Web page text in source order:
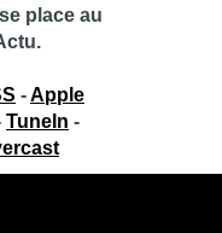
place au
-Apple
TuneIn -